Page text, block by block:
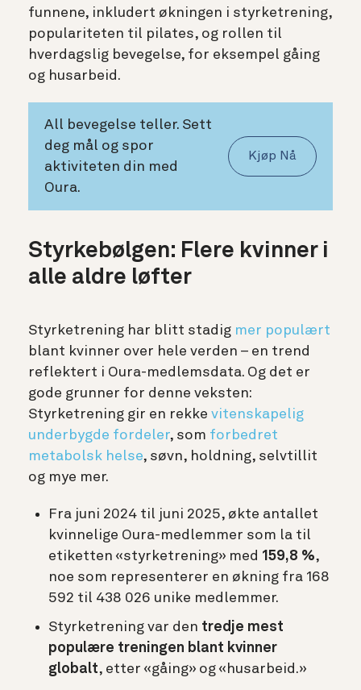
funnene, inkludert økningen i styrketrening,
populariteten til pilates, og rollen til
hverdagslig bevegelse, for eksempel gåing
og husarbeid.
All bevegelse teller. Sett
deg mål og spor
aktiviteten din med
Oura.
Kjøp Nå
Styrkebølgen: Flere kvinner i
alle aldre løfter
Styrketrening har blitt stadig mer populært
blant kvinner over hele verden – en trend
reflektert i Oura-medlemsdata. Og det er
gode grunner for denne veksten:
Styrketrening gir en rekke vitenskapelig
underbygde fordeler, som forbedret
metabolsk helse, søvn, holdning, selvtillit
og mye mer.
Fra juni 2024 til juni 2025, økte antallet
kvinnelige Oura-medlemmer som la til
etiketten «styrketrening» med 159,8 %,
noe som representerer en økning fra 168
592 til 438 026 unike medlemmer.
Styrketrening var den tredje mest
populære treningen blant kvinner
globalt, etter «gåing» og «husarbeid.»